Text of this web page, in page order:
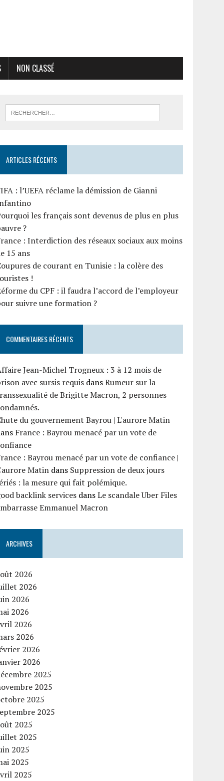
NON CLASSÉ
ARTICLES RÉCENTS
: l’UEFA réclame la démission de Gianni
les français sont devenus de plus en plus
?
: Interdiction des réseaux sociaux aux moins
15 ans
de courant en Tunisie : la colère des
!
du CPF : il faudra l’accord de l’employeur
suivre une formation ?
COMMENTAIRES RÉCENTS
Jean-Michel Trogneux : 3 à 12 mois de
avec sursis requis dansRumeur sur la
de Brigitte Macron, 2 personnes
du gouvernement Bayrou | L'aurore Matin
France : Bayrou menacé par un vote de
: Bayrou menacé par un vote de confiance |
Matin dans Suppression de deux jours
: la mesure qui fait polémique.
backlink services dansLe scandale Uber Files
Emmanuel Macron
ARCHIVES
2026
2026
2026
2026
2026
2026
2026
2026
2025
2025
2025
2025
2025
2025
2025
2025
2025